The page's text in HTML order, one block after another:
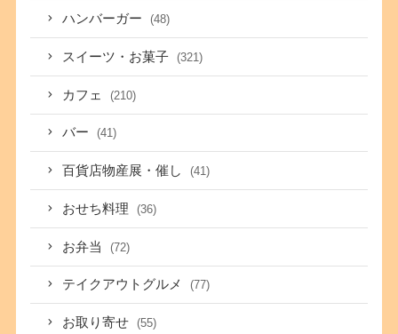
ハンバーガー (48)
スイーツ・お菓子 (321)
カフェ (210)
バー (41)
百貨店物産展・催し (41)
おせち料理 (36)
お弁当 (72)
テイクアウトグルメ (77)
お取り寄せ (55)